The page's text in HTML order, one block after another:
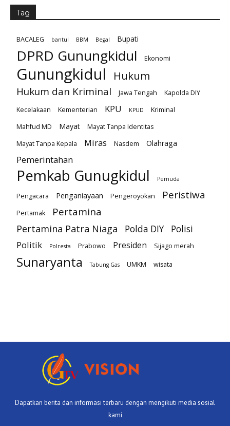
Tag
BACALEG bantul BBM Begal Bupati
DPRD Gunungkidul Ekonomi
Gunungkidul Hukum
Hukum dan Kriminal Jawa Tengah
Kapolda DIY
Kecelakaan
Kementerian KPU KPUD
Kriminal
Mahfud MD
Mayat
Mayat Tanpa Identitas
Mayat Tanpa Kepala
Miras Nasdem Olahraga
Pemerintahan
Pemkab Gunugkidul Pemuda
Pengacara Penganiayaan Pengeroyokan Peristiwa
Pertamak Pertamina
Pertamina Patra Niaga Polda DIY
Polisi
Politik
Polresta Prabowo Presiden Sijago merah
Sunaryanta Tabung Gas UMKM wisata
Dapatkan berita dan informasi terbaru dengan mengikuti media sosial
kami